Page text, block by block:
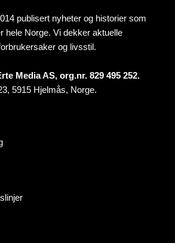
publisert nyheter og historier som
hele Norge. Vi dekker aktuelle
og livsstil.
Media AS, org.nr. 829 495 252.
5915 Hjelmås, Norge.